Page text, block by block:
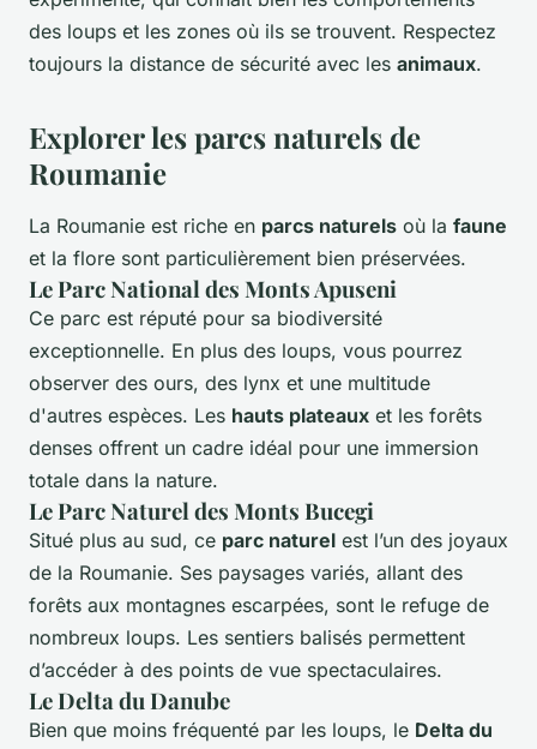
des loups et les zones où ils se trouvent. Respectez
toujours la distance de sécurité avec les animaux.
Explorer les parcs naturels de
Roumanie
La Roumanie est riche en parcs naturels où la faune
et la flore sont particulièrement bien préservées.
Le Parc National des Monts Apuseni
Ce parc est réputé pour sa biodiversité
exceptionnelle. En plus des loups, vous pourrez
observer des ours, des lynx et une multitude
d'autres espèces. Les hauts plateaux et les forêts
denses offrent un cadre idéal pour une immersion
totale dans la nature.
Le Parc Naturel des Monts Bucegi
Situé plus au sud, ce parc naturel est l’un des joyaux
de la Roumanie. Ses paysages variés, allant des
forêts aux montagnes escarpées, sont le refuge de
nombreux loups. Les sentiers balisés permettent
d’accéder à des points de vue spectaculaires.
Le Delta du Danube
Bien que moins fréquenté par les loups, le Delta du